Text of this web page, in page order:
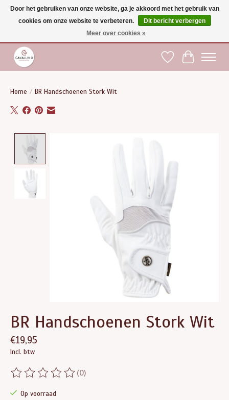
Gratis verzending vanaf €75 binnen BE - vanaf €100 naar EU | Voor 17:00 besteld is
dezelfde dag verzonden | Klantendienst: +32 (0)51 21 27 00 |
Verlanglijst
Home / BR Handschoenen Stork Wit
BR Handschoenen Stork Wit
€19,95
Incl. btw
De beoordeling van dit product is
(0)
Op voorraad
Door het gebruiken van onze website, ga je akkoord met het gebruik van
cookies om onze website te verbeteren.
Dit bericht verbergen
Meer over cookies »